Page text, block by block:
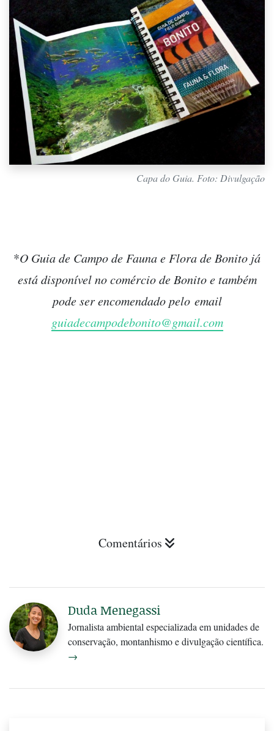
Capa do Guia. Foto: Divulgação
*O Guia de Campo de Fauna e Flora de Bonito já
está disponível no comércio de Bonito e também
pode ser encomendado pelo email
guiadecampodebonito@gmail.com
Comentários
Duda Menegassi
Jornalista ambiental especializada em unidades de
conservação, montanhismo e divulgação científica.
→